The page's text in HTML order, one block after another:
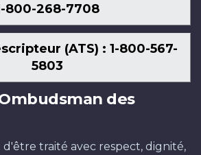
800-268-7708
(ATS) : 1-800-567-
5803
des
d'être traité avec respect, dignité,